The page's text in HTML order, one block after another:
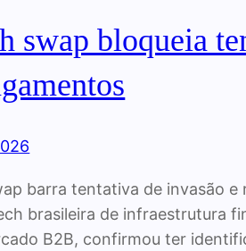
swap bloqueia
barra tentativa de invasão
brasileira de infraestrutura
B2B, confirmou ter